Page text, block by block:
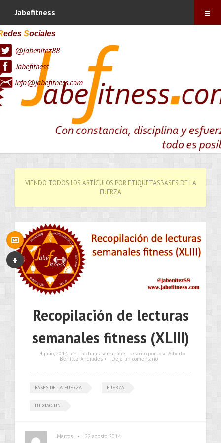
Jabefitness
edes Sociales
@jabenitez88
Jabefitness
info@jabefitness.com
Vitónica
Blog
Contacto
VIENDO TODOS LOS ARTÍCULOS POR ETIQUETASBASES DE LA
FUERZA
Recopilación de lecturas
semanales fitness (XLIII)
4 julio, 2014 en Lecturas semanales escrito por Jose Alberto
Benítez Andrades • Deje un comentario
BASES DE LA FUERZA FUERZA
LU XIAOJUN
Marcos • 22 agosto, 2014